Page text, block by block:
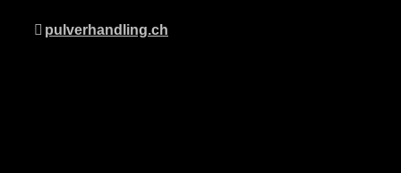
pulverhandling.ch